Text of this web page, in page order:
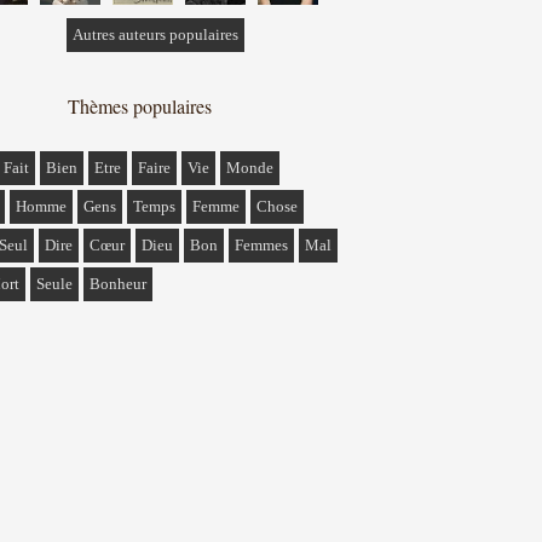
Autres auteurs populaires
Thèmes populaires
Fait Bien Etre Faire Vie Monde
Homme Gens Temps Femme Chose
Seul Dire Cœur Dieu Bon Femmes Mal
Seule Bonheur